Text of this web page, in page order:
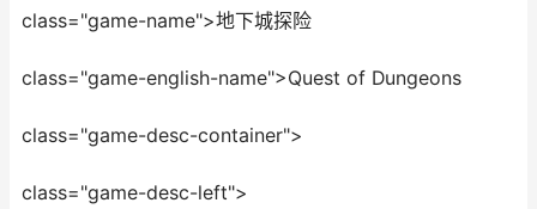
class="game-name">地下城探险
class="game-english-name">Quest of Dungeons
class="game-desc-container">
class="game-desc-left">